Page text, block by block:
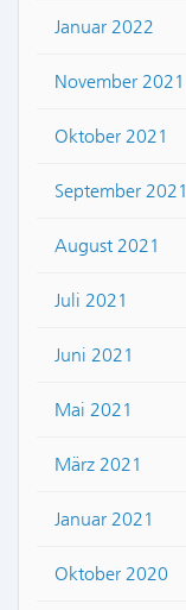
Januar 2022
November 2021
Oktober 2021
September 2021
August 2021
Juli 2021
Juni 2021
Mai 2021
März 2021
Januar 2021
Oktober 2020